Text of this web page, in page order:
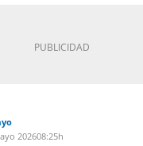
202608:25h